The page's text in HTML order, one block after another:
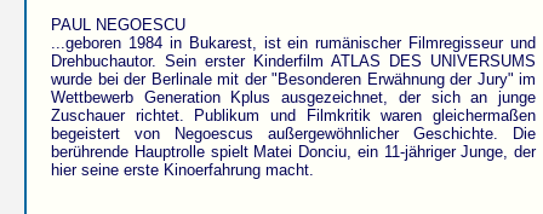
PAUL NEGOESCU
...geboren 1984 in Bukarest, ist ein rumänischer Filmregisseur und
Drehbuchautor. Sein erster Kinderfilm ATLAS DES UNIVERSUMS
wurde bei der Berlinale mit der "Besonderen Erwähnung der Jury" im
Wettbewerb Generation Kplus ausgezeichnet, der sich an junge
Zuschauer richtet. Publikum und Filmkritik waren gleichermaßen
begeistert von Negoescus außergewöhnlicher Geschichte. Die
berührende Hauptrolle spielt Matei Donciu, ein 11-jähriger Junge, der
hier seine erste Kinoerfahrung macht.